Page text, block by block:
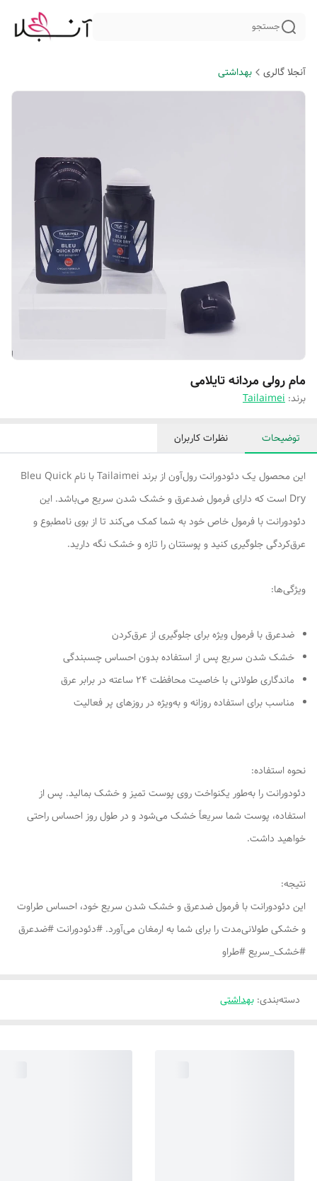
جستجو
آنجلا گالری بهداشتی
مام رولی مردانه تایلامی
برند: Tailaimei
توضیحات نظرات کاربران
این محصول یک دئودورانت رول‌آون از برند Tailaimei با نام Bleu Quick
Dry است که دارای فرمول ضدعرق و خشک شدن سریع می‌باشد. این
دئودورانت با فرمول خاص خود به شما کمک می‌کند تا از بوی نامطبوع و
عرق‌کردگی جلوگیری کنید و پوستتان را تازه و خشک نگه دارید.
ویژگی‌ها:
ضدعرق با فرمول ویژه برای جلوگیری از عرق‌کردن
خشک شدن سریع پس از استفاده بدون احساس چسبندگی
ماندگاری طولانی با خاصیت محافظت ۲۴ ساعته در برابر عرق
مناسب برای استفاده روزانه و به‌ویژه در روزهای پر فعالیت
نحوه استفاده:
دئودورانت را به‌طور یکنواخت روی پوست تمیز و خشک بمالید. پس از
استفاده، پوست شما سریعاً خشک می‌شود و در طول روز احساس راحتی
خواهید داشت.
نتیجه:
این دئودورانت با فرمول ضدعرق و خشک شدن سریع خود، احساس طراوت
و خشکی طولانی‌مدت را برای شما به ارمغان می‌آورد. #دئودورانت #ضدعرق
#خشک_سریع #طراو
دسته‌بندی: بهداشتی